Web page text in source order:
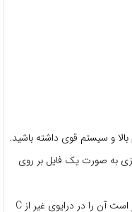
بالا و سیستم قوی داشته باشید.
به صورت یک فایل بر روی
4- به دلیل حجم بالای فایل‌های این برنامه بهتر است آن را در درایوی غیر از C